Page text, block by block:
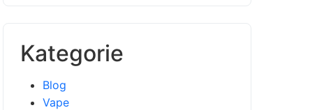
Kategorie
Blog
Vape